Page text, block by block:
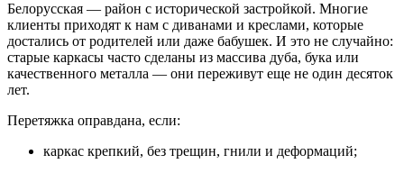
Белорусская — район с исторической застройкой. Многие
клиенты приходят к нам с диванами и креслами, которые
достались от родителей или даже бабушек. И это не случайно:
старые каркасы часто сделаны из массива дуба, бука или
качественного металла — они переживут еще не один десяток
лет.
Перетяжка оправдана, если:
каркас крепкий, без трещин, гнили и деформаций;